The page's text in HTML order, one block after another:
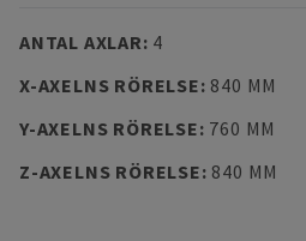
ANTAL AXLAR: 4
X-AXELNS RÖRELSE: 840 MM
Y-AXELNS RÖRELSE: 760 MM
Z-AXELNS RÖRELSE: 840 MM